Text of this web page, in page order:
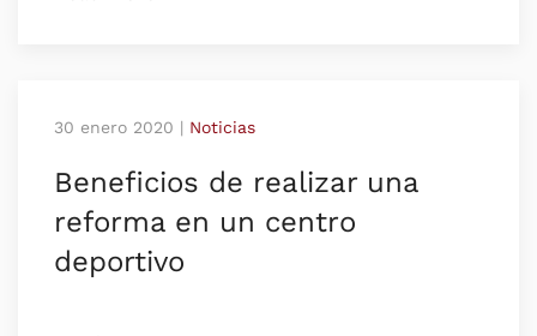
30 enero 2020 | Noticias
Beneficios de realizar una
reforma en un centro
deportivo